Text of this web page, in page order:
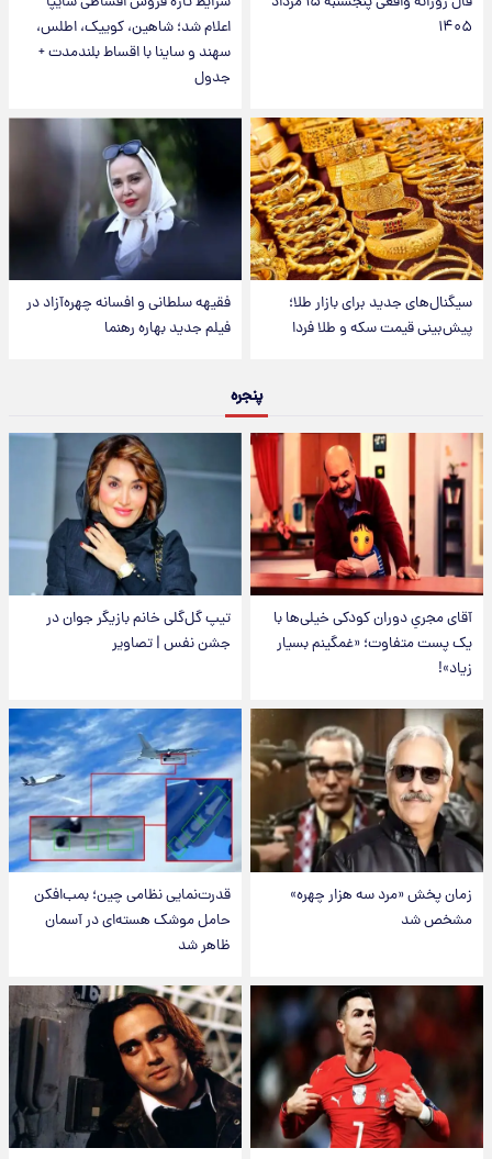
۱۴۰۵
اعلام شد؛ شاهین، کوییک، اطلس،
سهند و ساینا با اقساط بلندمدت +
جدول
سیگنال‌های جدید برای بازار طلا؛
پیش‌بینی قیمت سکه و طلا فردا
فقیهه سلطانی و افسانه چهره‌آزاد در
فیلم جدید بهاره رهنما
پنجره
آقای مجریِ دوران کودکی خیلی‌ها با
یک پست متفاوت؛ «غمگینم بسیار
زیاد»!
تیپ گل‌گلی خانم بازیگر جوان در
جشن نفس | تصاویر
زمان پخش «مرد سه هزار چهره»
مشخص شد
قدرت‌نمایی نظامی چین؛ بمب‌افکن
حامل موشک هسته‌ای در آسمان
ظاهر شد